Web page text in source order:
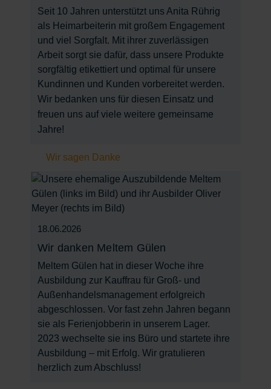
Seit 10 Jahren unterstützt uns Anita Rührig
als Heimarbeiterin mit großem Engagement
und viel Sorgfalt. Mit ihrer zuverlässigen
Arbeit sorgt sie dafür, dass unsere Produkte
sorgfältig etikettiert und optimal für unsere
Kundinnen und Kunden vorbereitet werden.
Wir bedanken uns für diesen Einsatz und
freuen uns auf viele weitere gemeinsame
Jahre!
Wir sagen Danke
18.06.2026
Wir danken Meltem Gülen
Meltem Gülen hat in dieser Woche ihre
Ausbildung zur Kauffrau für Groß- und
Außenhandelsmanagement erfolgreich
abgeschlossen. Vor fast zehn Jahren begann
sie als Ferienjobberin in unserem Lager.
2023 wechselte sie ins Büro und startete ihre
Ausbildung – mit Erfolg. Wir gratulieren
herzlich zum Abschluss!